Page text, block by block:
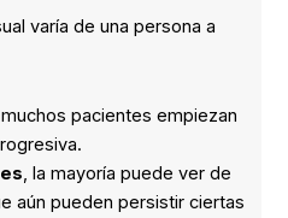
varía de una persona a
pacientes empiezan
, la mayoría puede ver de
aún pueden persistir ciertas